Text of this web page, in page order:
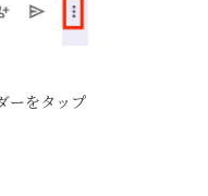
ーをタップ